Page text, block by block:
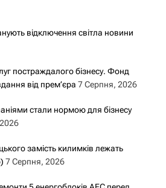
відключення світла новини
постраждалого бізнесу. Фонд
від прем’єра 7 Серпня, 2026
стали нормою для бізнесу
замість килимків лежать
7 Серпня, 2026